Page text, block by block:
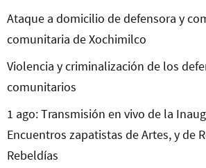
Ataque a domicilio de defensora y
comunitaria de Xochimilco
Violencia y criminalización de los
comunitarios
1 ago: Transmisión en vivo de la
Encuentros zapatistas de Artes, y de
Rebeldías